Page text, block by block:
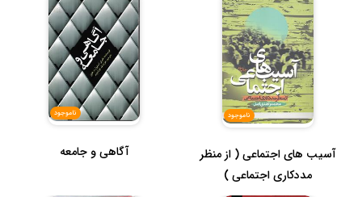
ناموجود
آسیب های اجتماعی ( از منظر
مددکاری اجتماعی )
ناموجود
آگاهی و جامعه